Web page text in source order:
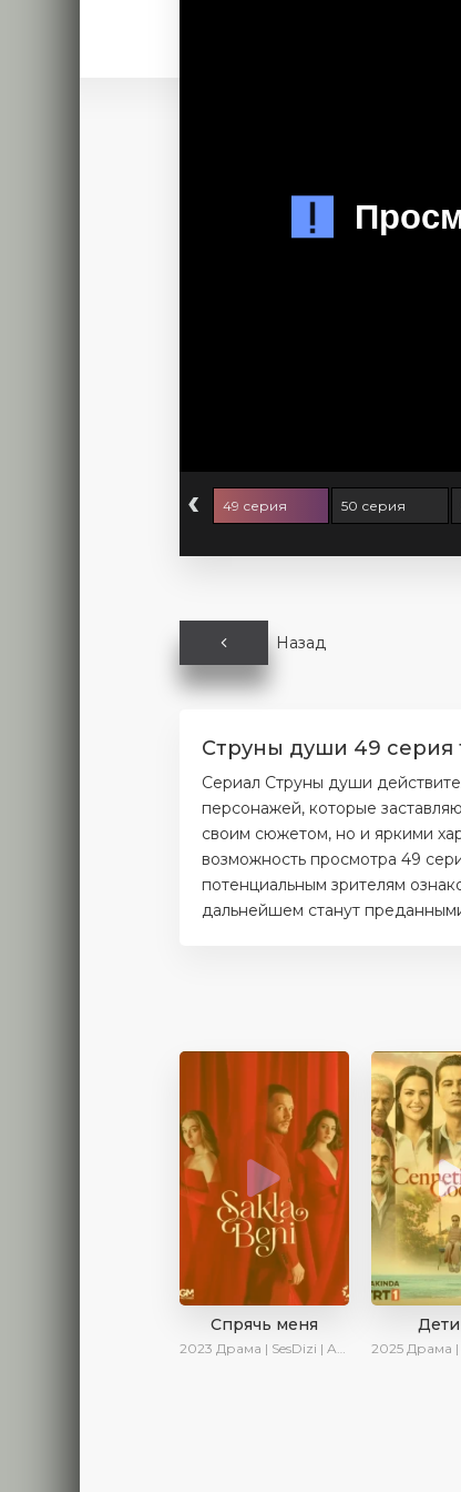
‹ 49 серия 50 серия
Назад
Струны души 49 серия
Сериал Струны души
персонажей, которые
своим сюжетом, но и яркими
возможность просмотра 49
потенциальным зрителям
дальнейшем станут
Спрячь меня
2023 Драма | SesDizi | AveTurk | AlisaDirilis | Сериалы 2023 2025 Драма | Криминал |